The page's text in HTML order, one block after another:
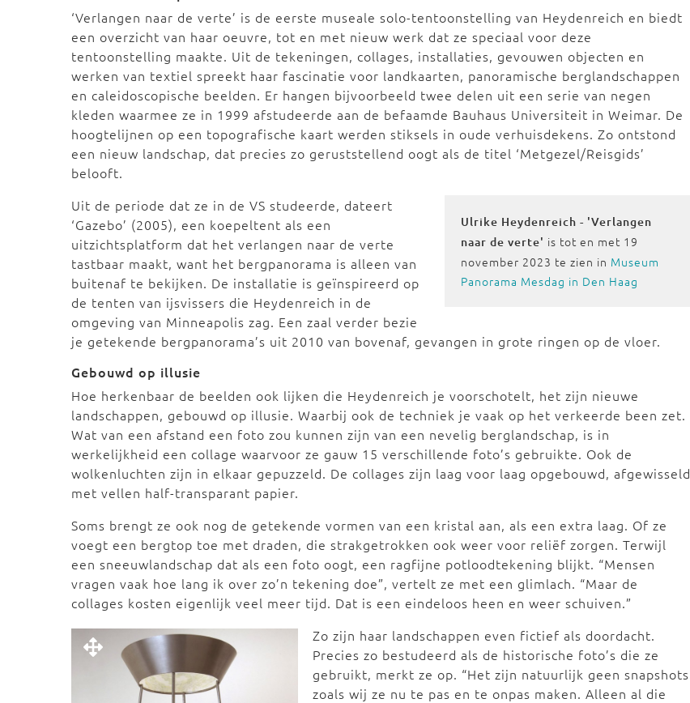
‘Verlangen naar de verte’ is de eerste museale solo-tentoonstelling van Heydenreich en biedt
een overzicht van haar oeuvre, tot en met nieuw werk dat ze speciaal voor deze
tentoonstelling maakte. Uit de tekeningen, collages, installaties, gevouwen objecten en
werken van textiel spreekt haar fascinatie voor landkaarten, panoramische berglandschappen
en caleidoscopische beelden. Er hangen bijvoorbeeld twee delen uit een serie van negen
kleden waarmee ze in 1999 afstudeerde aan de befaamde Bauhaus Universiteit in Weimar. De
hoogtelijnen op een topografische kaart werden stiksels in oude verhuisdekens. Zo ontstond
een nieuw landschap, dat precies zo geruststellend oogt als de titel ‘Metgezel/Reisgids’
belooft.
Ulrike Heydenreich - 'Verlangen
naar de verte' is tot en met 19
november 2023 te zien in Museum
Panorama Mesdag in Den Haag
Uit de periode dat ze in de VS studeerde, dateert
‘Gazebo’ (2005), een koepeltent als een
uitzichtsplatform dat het verlangen naar de verte
tastbaar maakt, want het bergpanorama is alleen van
buitenaf te bekijken. De installatie is geïnspireerd op
de tenten van ijsvissers die Heydenreich in de
omgeving van Minneapolis zag. Een zaal verder bezie
je getekende bergpanorama’s uit 2010 van bovenaf, gevangen in grote ringen op de vloer.
Gebouwd op illusie
Hoe herkenbaar de beelden ook lijken die Heydenreich je voorschotelt, het zijn nieuwe
landschappen, gebouwd op illusie. Waarbij ook de techniek je vaak op het verkeerde been zet.
Wat van een afstand een foto zou kunnen zijn van een nevelig berglandschap, is in
werkelijkheid een collage waarvoor ze gauw 15 verschillende foto’s gebruikte. Ook de
wolkenluchten zijn in elkaar gepuzzeld. De collages zijn laag voor laag opgebouwd, afgewisseld
met vellen half-transparant papier.
Soms brengt ze ook nog de getekende vormen van een kristal aan, als een extra laag. Of ze
voegt een bergtop toe met draden, die strakgetrokken ook weer voor reliëf zorgen. Terwijl
een sneeuwlandschap dat als een foto oogt, een ragfijne potloodtekening blijkt. “Mensen
vragen vaak hoe lang ik over zo’n tekening doe”, vertelt ze met een glimlach. “Maar de
collages kosten eigenlijk veel meer tijd. Dat is een eindeloos heen en weer schuiven.”
Zo zijn haar landschappen even fictief als doordacht.
Precies zo bestudeerd als de historische foto’s die ze
gebruikt, merkt ze op. “Het zijn natuurlijk geen snapshots
zoals wij ze nu te pas en te onpas maken. Alleen al die